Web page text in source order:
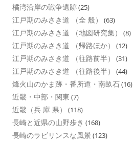
橘湾沿岸の戦争遺跡(25)
江戸期のみさき道 （全 般） (63)
江戸期のみさき道 （地図研究集） (8)
江戸期のみさき道 （帰路ほか） (12)
江戸期のみさき道 （往路前半） (31)
江戸期のみさき道 （往路後半） (44)
烽火山のかま跡・番所道・南畝石(16)
近畿・中部・関東 (7)
近畿（兵 庫 県） (118)
長崎と近県の山野歩き (168)
長崎のラビリンスな風景 (123)